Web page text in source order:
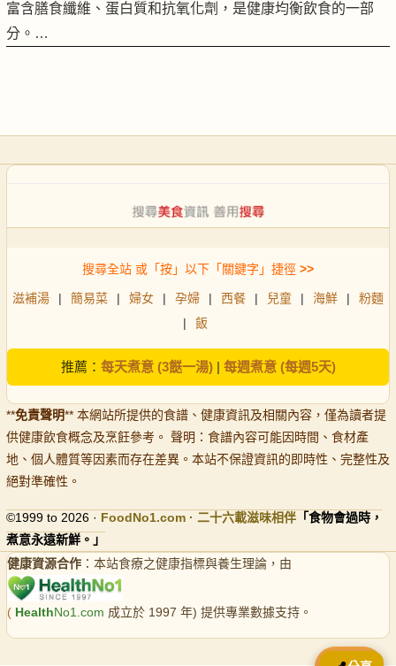
富含膳食纖維、蛋白質和抗氧化劑，是健康均衡飲食的一部
分。…
搜尋全站 或「按」以下「關鍵字」捷徑 >>
滋補湯 | 簡易菜 | 婦女 | 孕婦 | 西餐 | 兒童 | 海鮮 |
粉麵
|
飯
推薦： 每天煮意 (3餸一湯)| 每週煮意 (每週5天)
**免責聲明** 本網站所提供的食譜、健康資訊及相關內容，僅為讀者提
供健康飲食概念及烹飪參考。 聲明：食譜內容可能因時間、食材產
地、個人體質等因素而存在差異。本站不保證資訊的即時性、完整性及
絕對準確性。
©1999 to 2026 · FoodNo1.com · 二十六載滋味相伴 「食物會過時，
煮意永遠新鮮。」
健康資源合作 ：本站食療之健康指標與養生理論，由
( HealthNo1.com 成立於 1997 年) 提供專業數據支持。